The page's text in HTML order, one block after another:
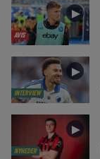
AVIS
►
INTERVIEW
►
NYHEDER
►